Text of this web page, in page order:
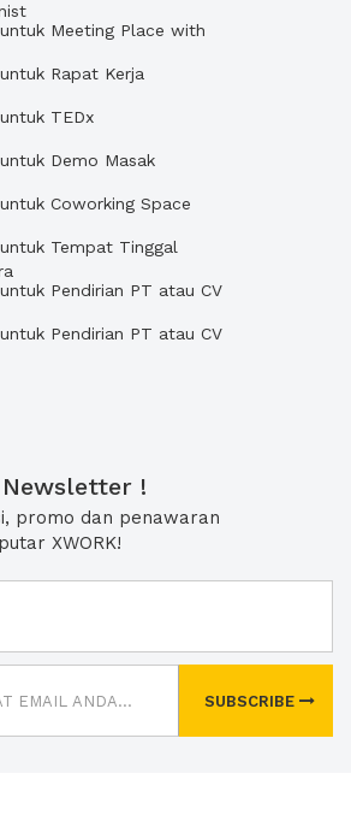
untuk Meeting Place with
Rapat Kerja
TEDx
Demo Masak
Coworking Space
Tempat Tinggal
Pendirian PT atau CV
Pendirian PT atau CV
!
promo dan penawaran
XWORK!
SUBSCRIBE